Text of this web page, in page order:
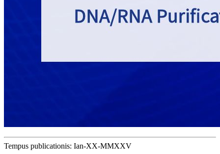
Tempus publicationis: Ian-XX-MMXXV